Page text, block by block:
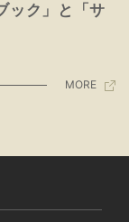
ック」と「サ
MORE